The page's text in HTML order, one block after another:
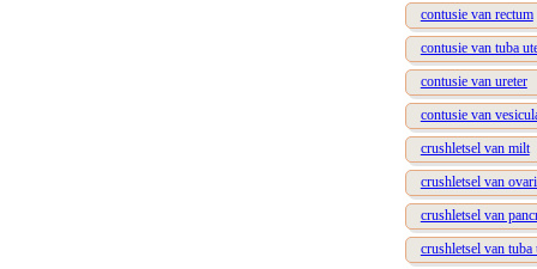
contusie van rectum
contusie van tuba
contusie van ureter
contusie van
crushletsel van milt
crushletsel van
crushletsel van
crushletsel van tuba